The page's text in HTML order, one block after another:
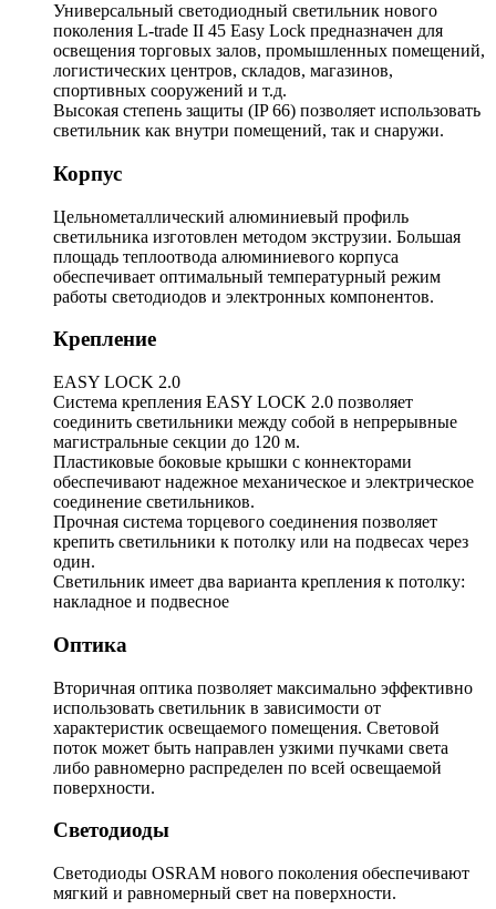
Универсальный светодиодный светильник нового
поколения L-trade II 45 Easy Lock предназначен для
освещения торговых залов, промышленных помещений,
логистических центров, складов, магазинов,
спортивных сооружений и т.д.
Высокая степень защиты (IP 66) позволяет использовать
светильник как внутри помещений, так и снаружи.
Корпус
Цельнометаллический алюминиевый профиль
светильника изготовлен методом экструзии. Большая
площадь теплоотвода алюминиевого корпуса
обеспечивает оптимальный температурный режим
работы светодиодов и электронных компонентов.
Крепление
EASY LOCK 2.0
Система крепления EASY LOCK 2.0 позволяет
соединить светильники между собой в непрерывные
магистральные секции до 120 м.
Пластиковые боковые крышки с коннекторами
обеспечивают надежное механическое и электрическое
соединение светильников.
Прочная система торцевого соединения позволяет
крепить светильники к потолку или на подвесах через
один.
Светильник имеет два варианта крепления к потолку:
накладное и подвесное
Оптика
Вторичная оптика позволяет максимально эффективно
использовать светильник в зависимости от
характеристик освещаемого помещения. Световой
поток может быть направлен узкими пучками света
либо равномерно распределен по всей освещаемой
поверхности.
Светодиоды
Светодиоды OSRAM нового поколения обеспечивают
мягкий и равномерный свет на поверхности.